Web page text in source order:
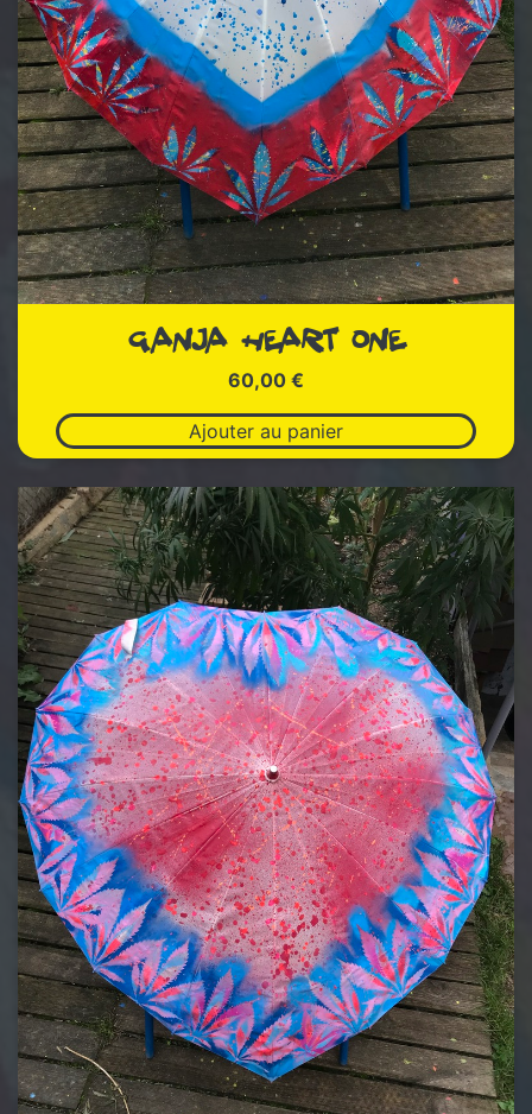
GANJA HEART ONE
60,00 €
Ajouter au panier